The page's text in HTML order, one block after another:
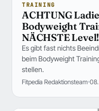
TRAINING
ACHTUNG
Bodyweight
NÄCHSTE Level!
Es gibt fast nichts
beim Bodyweight
stellen.
Fitpedia Redaktionsteam